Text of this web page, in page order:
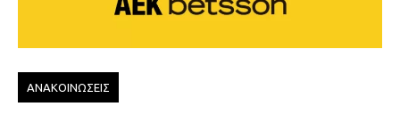
ΑΝΑΚΟΙΝΩΣΕΙΣ